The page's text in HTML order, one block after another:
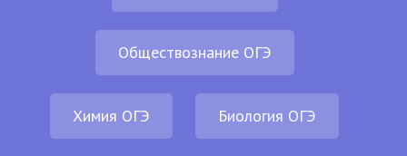
Обществознание ОГЭ
Химия ОГЭ Биология ОГЭ